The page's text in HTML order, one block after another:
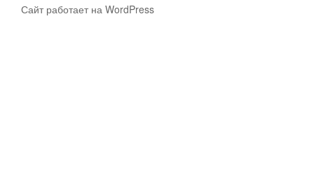
Сайт работает на WordPress